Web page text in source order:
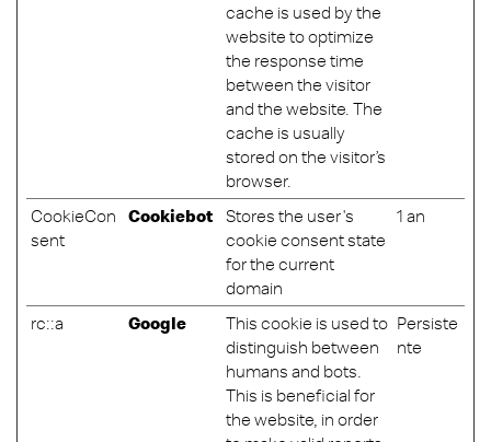
cache is used by the
website to optimize
the response time
between the visitor
and the website. The
cache is usually
stored on the visitor’s
browser.
CookieCon
sent
Cookiebot Stores the user's
cookie consent state
for the current
domain
1 an
rc::a Google
This cookie is used to
distinguish between
humans and bots.
This is beneficial for
the website, in order
Persiste
nte